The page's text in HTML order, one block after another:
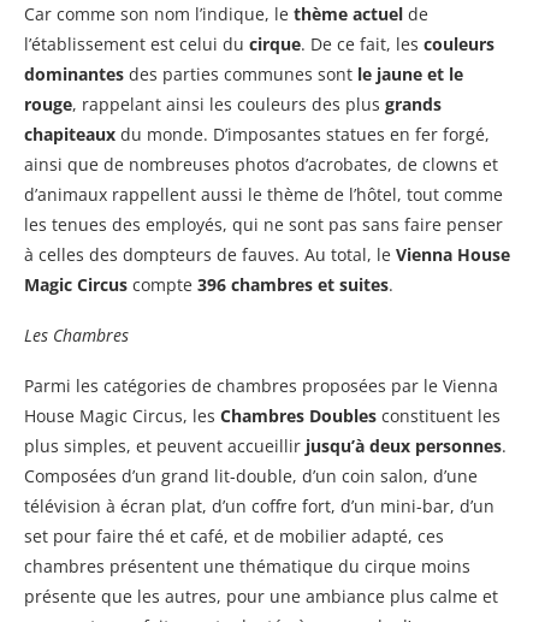
Car comme son nom l’indique, le thème actuel de
l’établissement est celui du cirque. De ce fait, les couleurs
dominantes des parties communes sont le jaune et le
rouge, rappelant ainsi les couleurs des plus grands
chapiteaux du monde. D’imposantes statues en fer forgé,
ainsi que de nombreuses photos d’acrobates, de clowns et
d’animaux rappellent aussi le thème de l’hôtel, tout comme
les tenues des employés, qui ne sont pas sans faire penser
à celles des dompteurs de fauves. Au total, le Vienna House
Magic Circus compte 396 chambres et suites.
Les Chambres
Parmi les catégories de chambres proposées par le Vienna
House Magic Circus, les Chambres Doubles constituent les
plus simples, et peuvent accueillir jusqu’à deux personnes.
Composées d’un grand lit-double, d’un coin salon, d’une
télévision à écran plat, d’un coffre fort, d’un mini-bar, d’un
set pour faire thé et café, et de mobilier adapté, ces
chambres présentent une thématique du cirque moins
présente que les autres, pour une ambiance plus calme et